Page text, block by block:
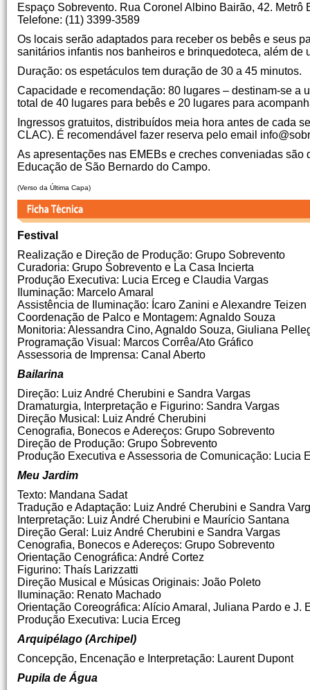
Espaço Sobrevento. Rua Coronel Albino Bairão, 42. Metrô
Telefone: (11) 3399-3589
Os locais serão adaptados para receber os bebês e seus
sanitários infantis nos banheiros e brinquedoteca, além de
Duração: os espetáculos tem duração de 30 a 45 minutos.
Capacidade e recomendação: 80 lugares – destinam-se a
total de 40 lugares para bebês e 20 lugares para
Ingressos gratuitos, distribuídos meia hora antes de cada
CLAC). É recomendável fazer reserva pelo email
As apresentações nas EMEBs e creches conveniadas
Educação de São Bernardo do Campo.
(Verso da Última Capa)
Festival
Realização e Direção de Produção: Grupo Sobrevento
Curadoria: Grupo Sobrevento e La Casa Incierta
Produção Executiva: Lucia Erceg e Claudia Vargas
Iluminação: Marcelo Amaral
Assistência de Iluminação: Ícaro Zanini e Alexandre Teizen
Coordenação de Palco e Montagem: Agnaldo Souza
Monitoria: Alessandra Cino, Agnaldo Souza, Giuliana
Programação Visual: Marcos Corrêa/Ato Gráfico
Assessoria de Imprensa: Canal Aberto
Bailarina
Direção: Luiz André Cherubini e Sandra Vargas
Dramaturgia, Interpretação e Figurino: Sandra Vargas
Direção Musical: Luiz André Cherubini
Cenografia, Bonecos e Adereços: Grupo Sobrevento
Direção de Produção: Grupo Sobrevento
Produção Executiva e Assessoria de Comunicação: Lucia
Meu Jardim
Texto: Mandana Sadat
Tradução e Adaptação: Luiz André Cherubini e Sandra
Interpretação: Luiz André Cherubini e Maurício Santana
Direção Geral: Luiz André Cherubini e Sandra Vargas
Cenografia, Bonecos e Adereços: Grupo Sobrevento
Orientação Cenográfica: André Cortez
Figurino: Thaís Larizzatti
Direção Musical e Músicas Originais: João Poleto
Iluminação: Renato Machado
Orientação Coreográfica: Alício Amaral, Juliana Pardo e J.
Produção Executiva: Lucia Erceg
Arquipélago (Archipel)
Concepção, Encenação e Interpretação: Laurent Dupont
Pupila de Água